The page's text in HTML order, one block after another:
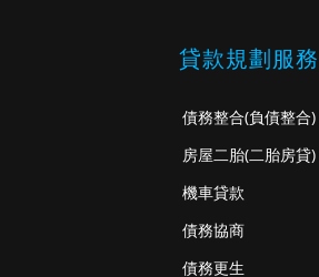
貸款規劃服務
債務整合(負債整合)
房屋二胎(二胎房貸)
機車貸款
債務協商
債務更生